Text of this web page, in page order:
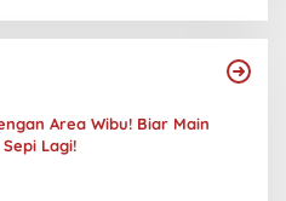
Area Wibu! Biar Main
Lagi!